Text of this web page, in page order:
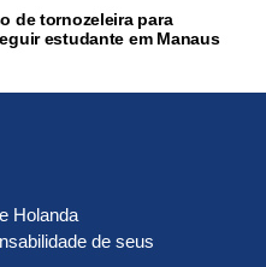
de tornozeleira para
estudante em Manaus
Holanda
de seus